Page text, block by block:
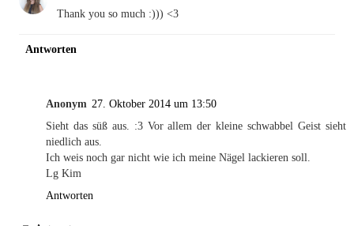
Thank you so much :))) <3
Antworten
Anonym 27. Oktober 2014 um 13:50
Sieht das süß aus. :3 Vor allem der kleine schwabbel Geist sieht
niedlich aus.
Ich weis noch gar nicht wie ich meine Nägel lackieren soll.
Lg Kim
Antworten